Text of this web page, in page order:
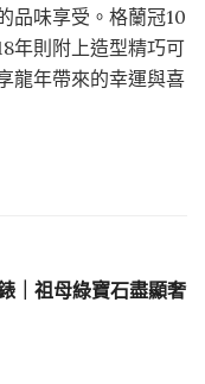
品味享受。格蘭冠10
年則附上造型精巧可
龍年帶來的幸運與喜
｜祖母綠寶石盡顯奢